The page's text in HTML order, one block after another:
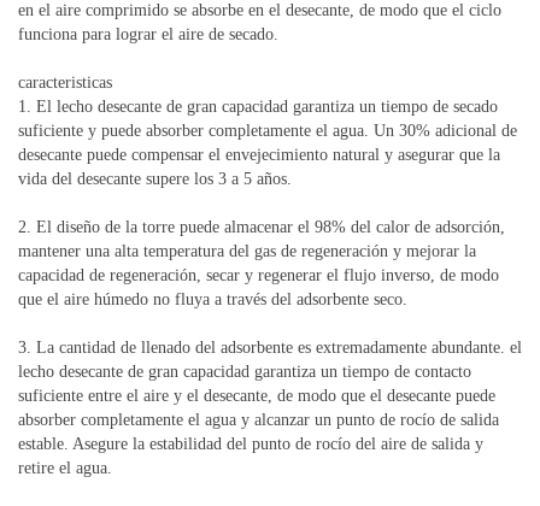
en el aire comprimido se absorbe en el desecante, de modo que el ciclo
funciona para lograr el aire de secado.
caracteristicas
1. El lecho desecante de gran capacidad garantiza un tiempo de secado
suficiente y puede absorber completamente el agua. Un 30% adicional de
desecante puede compensar el envejecimiento natural y asegurar que la
vida del desecante supere los 3 a 5 años.
2. El diseño de la torre puede almacenar el 98% del calor de adsorción,
mantener una alta temperatura del gas de regeneración y mejorar la
capacidad de regeneración, secar y regenerar el flujo inverso, de modo
que el aire húmedo no fluya a través del adsorbente seco.
3. La cantidad de llenado del adsorbente es extremadamente abundante. el
lecho desecante de gran capacidad garantiza un tiempo de contacto
suficiente entre el aire y el desecante, de modo que el desecante puede
absorber completamente el agua y alcanzar un punto de rocío de salida
estable. Asegure la estabilidad del punto de rocío del aire de salida y
retire el agua.